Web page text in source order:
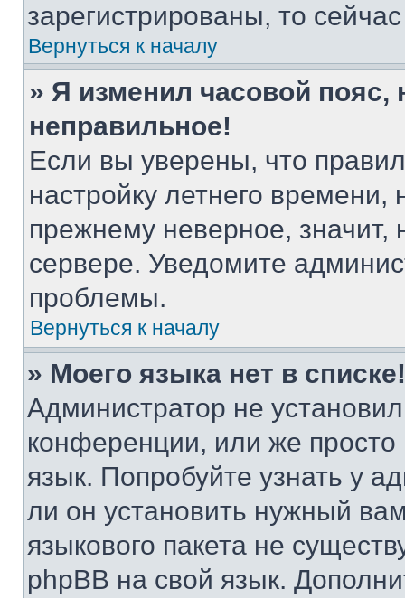
зарегистрированы, то
Вернуться к началу
» Я изменил часовой пояс,
неправильное!
Если вы уверены, что
настройку летнего
прежнему неверное, значит,
сервере. Уведомите
проблемы.
Вернуться к началу
» Моего языка нет в списке!
Администратор не
конференции, или же
язык. Попробуйте узнать у
ли он установить нужный
языкового пакета не
phpBB на свой язык.